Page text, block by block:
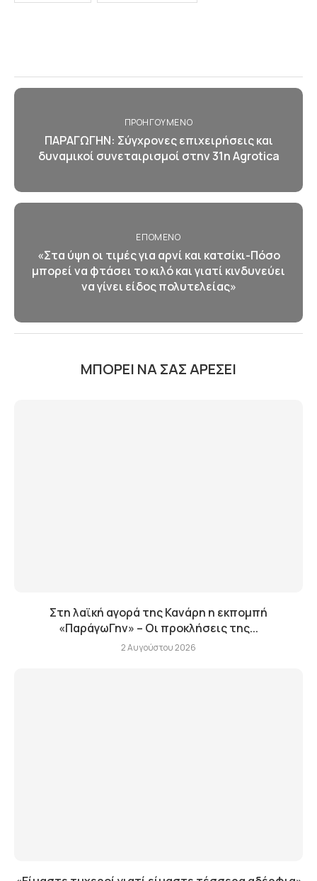
ΠΡΟΗΓΟΎΜΕΝΟ
ΠΑΡΑΓΩΓΗΝ: Σύγχρονες επιχειρήσεις και
δυναμικοί συνεταιρισμοί στην 31η Agrotica
ΕΠΌΜΕΝΟ
«Στα ύψη οι τιμές για αρνί και κατσίκι-Πόσο
μπορεί να φτάσει το κιλό και γιατί κινδυνεύει
να γίνει είδος πολυτελείας»
ΜΠΟΡΕΊ ΝΑ ΣΑΣ ΑΡΈΣΕΙ
Στη λαϊκή αγορά της Κανάρη η εκπομπή
«ΠαράγωΓην» – Οι προκλήσεις της...
2 Αυγούστου 2026